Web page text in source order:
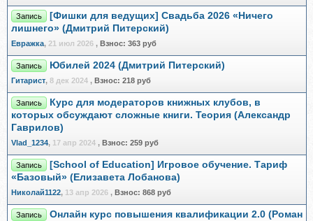
Запись
[Фишки для ведущих] Свадьба 2026 «Ничего
лишнего» (Дмитрий Питерский)
Евражкa, 21 июл 2026 , Взнос: 363 руб
Запись Юбилей 2024 (Дмитрий Питерский)
Гитарист, 8 дек 2024 , Взнос: 218 руб
Запись
Курс для модераторов книжных клубов, в
которых обсуждают сложные книги. Теория (Александр
Гаврилов)
Vlad_1234, 17 апр 2024 , Взнос: 259 руб
Запись
[School of Education] Игровое обучение. Тариф
«Базовый» (Елизавета Лобанова)
Николай1122, 13 апр 2026 , Взнос: 868 руб
Запись
Онлайн курс повышения квалификации 2.0 (Роман